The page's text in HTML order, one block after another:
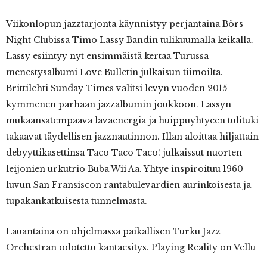
Viikonlopun jazztarjonta käynnistyy perjantaina Börs
Night Clubissa Timo Lassy Bandin tulikuumalla keikalla.
Lassy esiintyy nyt ensimmäistä kertaa Turussa
menestysalbumi Love Bulletin julkaisun tiimoilta.
Brittilehti Sunday Times valitsi levyn vuoden 2015
kymmenen parhaan jazzalbumin joukkoon. Lassyn
mukaansatempaava lavaenergia ja huippuyhtyeen tulituki
takaavat täydellisen jazznautinnon. Illan aloittaa hiljattain
debyyttikasettinsa Taco Taco Taco! julkaissut nuorten
leijonien urkutrio Buba Wii Aa. Yhtye inspiroituu 1960-
luvun San Fransiscon rantabulevardien aurinkoisesta ja
tupakankatkuisesta tunnelmasta.
Lauantaina on ohjelmassa paikallisen Turku Jazz
Orchestran odotettu kantaesitys. Playing Reality on Vellu